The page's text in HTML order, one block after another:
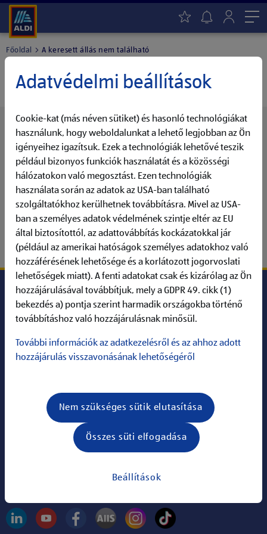
Főoldal A keresett állás nem található
A keresett állás nem található.
Mindig naprakészen - Aktiváld az ALDI Állásfigyelő
funkcióját
Érdekelned további pozícióink?
Válaszd ki a Számodra érdekes tevékenységi területet,
további álláslehetőségeket illetően.
Állásfigyelő
ALDI Karrier
Állások
Adatvédelmi beállítások
Cookie-kat (más néven sütiket) és hasonló technológiákat
használunk, hogy weboldalunkat a lehető legjobban az Ön
igényeihez igazítsuk. Ezek a technológiák lehetővé teszik
például bizonyos funkciók használatát és a közösségi
hálózatokon való megosztást. Ezen technológiák
használata során az adatok az USA-ban található
szolgáltatókhoz kerülhetnek továbbításra. Mivel az USA-
ban a személyes adatok védelmének szintje eltér az EU
által biztosítottól, az adattovábbítás kockázatokkal jár
(például az amerikai hatóságok személyes adatokhoz való
hozzáférésének lehetősége és a korlátozott jogorvoslati
lehetőségek miatt). A fenti adatokat csak és kizárólag az Ön
hozzájárulásával továbbítjuk, mely a GDPR 49. cikk (1)
bekezdés a) pontja szerint harmadik országokba történő
továbbításhoz való hozzájárulásnak minősül.
További információk az adatkezelésről és az ahhoz adott
hozzájárulás visszavonásának lehetőségéről
Beállítások
Nem szükséges sütik elutasítása
Összes süti elfogadása